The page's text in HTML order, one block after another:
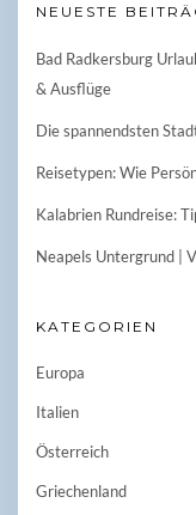
NEUESTE
Bad Radkersburg
& Ausflüge
Die spannendsten
Reisetypen: Wie
Kalabrien Rundreise:
Neapels Untergrund |
KATEGORIEN
Europa
Italien
Österreich
Griechenland